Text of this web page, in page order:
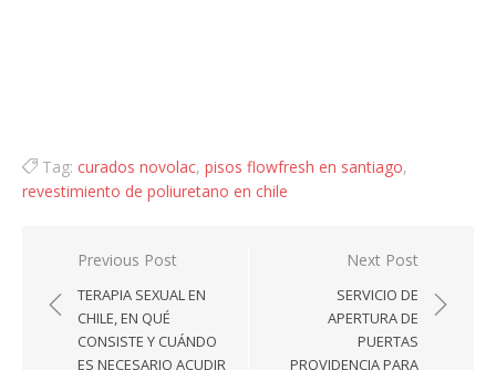
Tag: curados novolac, pisos flowfresh en santiago,
revestimiento de poliuretano en chile
Navegación
de
entradas
Previous Post
TERAPIA SEXUAL EN
CHILE, EN QUÉ
CONSISTE Y CUÁNDO
ES NECESARIO ACUDIR
Next Post
SERVICIO DE
APERTURA DE
PUERTAS
PROVIDENCIA PARA